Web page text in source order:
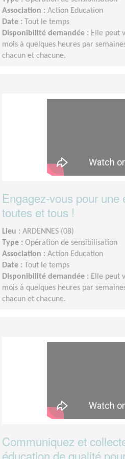
Association : Action Education
Date :
Tout le temps
Disponibilité demandée : Elle peut
mois à quelques heures par
chacun et chacune.
Engagez-vous pour
toutes et tous !
Lieu : ARDENNES (08)
Type : Opération de sensibilisation
Association : Action Education
Date :
Tout le temps
Disponibilité demandée : Elle peut
mois à quelques heures par
chacun et chacune.
Communiquez et
éducation de qualité